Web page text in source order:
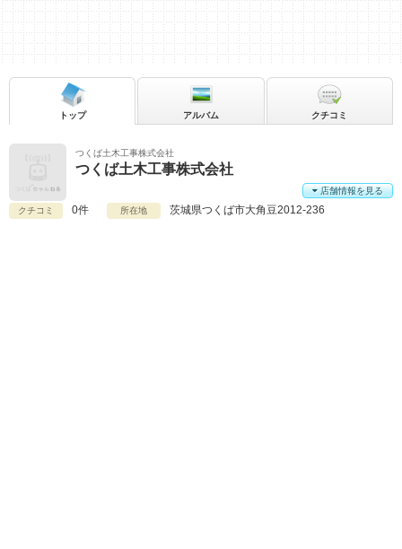
つくば土木工事株式会社
つくば土木工事株式会社
クチコミ 0件 所在地 茨城県つくば市大角豆2012-236
店舗情報を見る
トップ アルバム クチコミ